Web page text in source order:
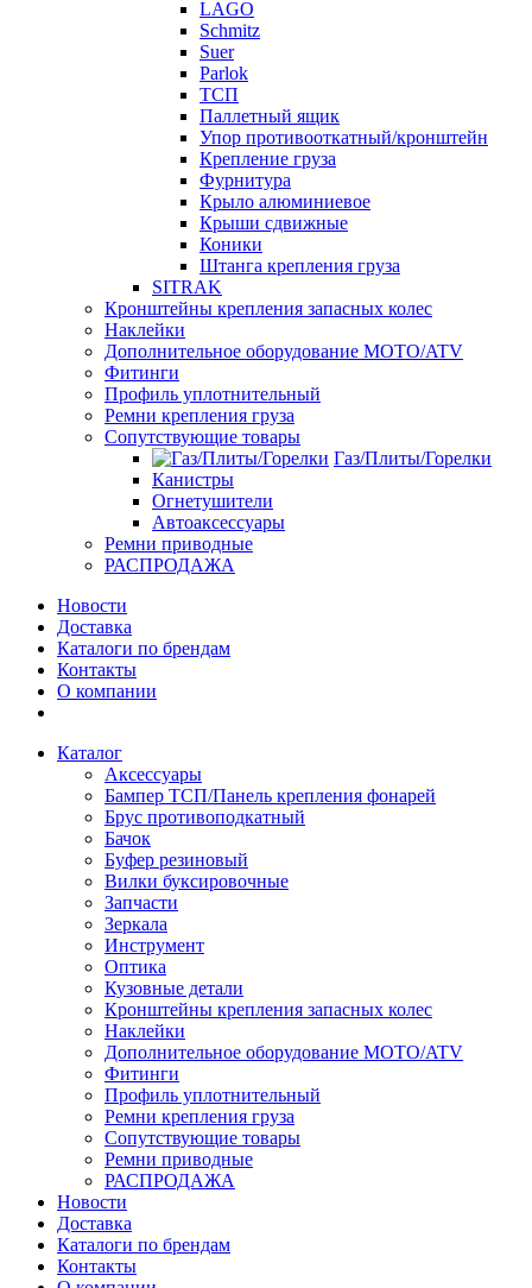
LAGO
Schmitz
Suer
Parlok
ТСП
Паллетный ящик
Упор противооткатный/кронштейн
Крепление груза
Фурнитура
Крыло алюминиевое
Крыши сдвижные
Коники
Штанга крепления груза
SITRAK
Кронштейны крепления запасных колес
Наклейки
Дополнительное оборудование MOTO/ATV
Фитинги
Профиль уплотнительный
Ремни крепления груза
Сопутствующие товары
Газ/Плиты/Горелки
Канистры
Огнетушители
Автоаксессуары
Ремни приводные
РАСПРОДАЖА
Новости
Доставка
Каталоги по брендам
Контакты
О компании
Каталог
Аксессуары
Бампер ТСП/Панель крепления фонарей
Брус противоподкатный
Бачок
Буфер резиновый
Вилки буксировочные
Запчасти
Зеркала
Инструмент
Оптика
Кузовные детали
Кронштейны крепления запасных колес
Наклейки
Дополнительное оборудование MOTO/ATV
Фитинги
Профиль уплотнительный
Ремни крепления груза
Сопутствующие товары
Ремни приводные
РАСПРОДАЖА
Новости
Доставка
Каталоги по брендам
Контакты